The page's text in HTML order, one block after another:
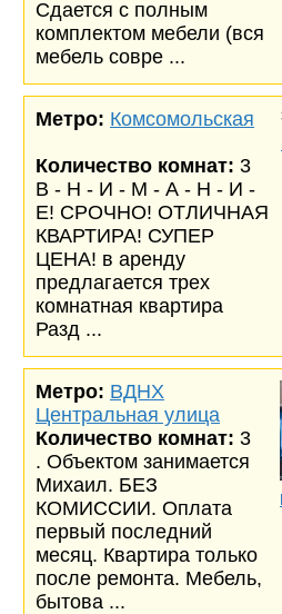
Сдается с полным
комплектом мебели (вся
мебель совре ...
Метро: Комсомольская
Количество комнат: 3
В - Н - И - М - А - Н - И -
Е! СРОЧНО! ОТЛИЧНАЯ
КВАРТИРА! СУПЕР
ЦЕНА! в аренду
предлагается трех
комнатная квартира
Разд ...
Метро: ВДНХ
Центральная улица
Количество комнат: 3
. Объектом занимается
Михаил. БЕЗ
КОМИССИИ. Оплата
первый последний
месяц. Квартира только
после ремонта. Мебель,
бытова ...